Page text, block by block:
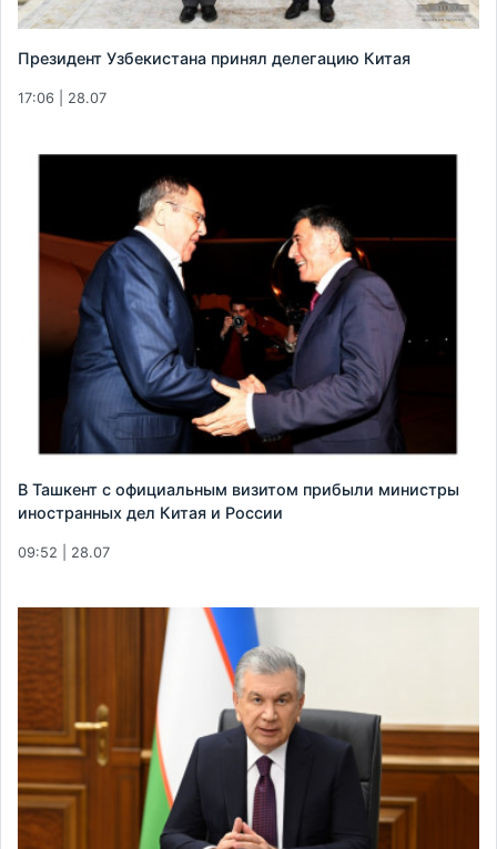
Президент Узбекистана принял делегацию Китая
17:06 | 28.07
В Ташкент с официальным визитом прибыли министры
иностранных дел Китая и России
09:52 | 28.07